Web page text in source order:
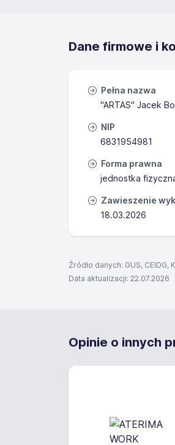
Dane firmowe i
Pełna nazwa
"ARTAS" Jacek
NIP
6831954981
Forma prawna
jednostka
Zawieszenie
18.03.2026
Źródło danych: GUS, CEIDG,
Data aktualizacji: 22.07.2026
Opinie o innych